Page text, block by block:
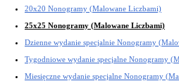
20x20 Nonogramy (Malowane Liczbami)
25x25 Nonogramy (Malowane Liczbami)
Dzienne wydanie specjalnie Nonogramy
Tygodniowe wydanie specjalne Nonogramy
Miesięczne wydanie specjalne Nonogramy